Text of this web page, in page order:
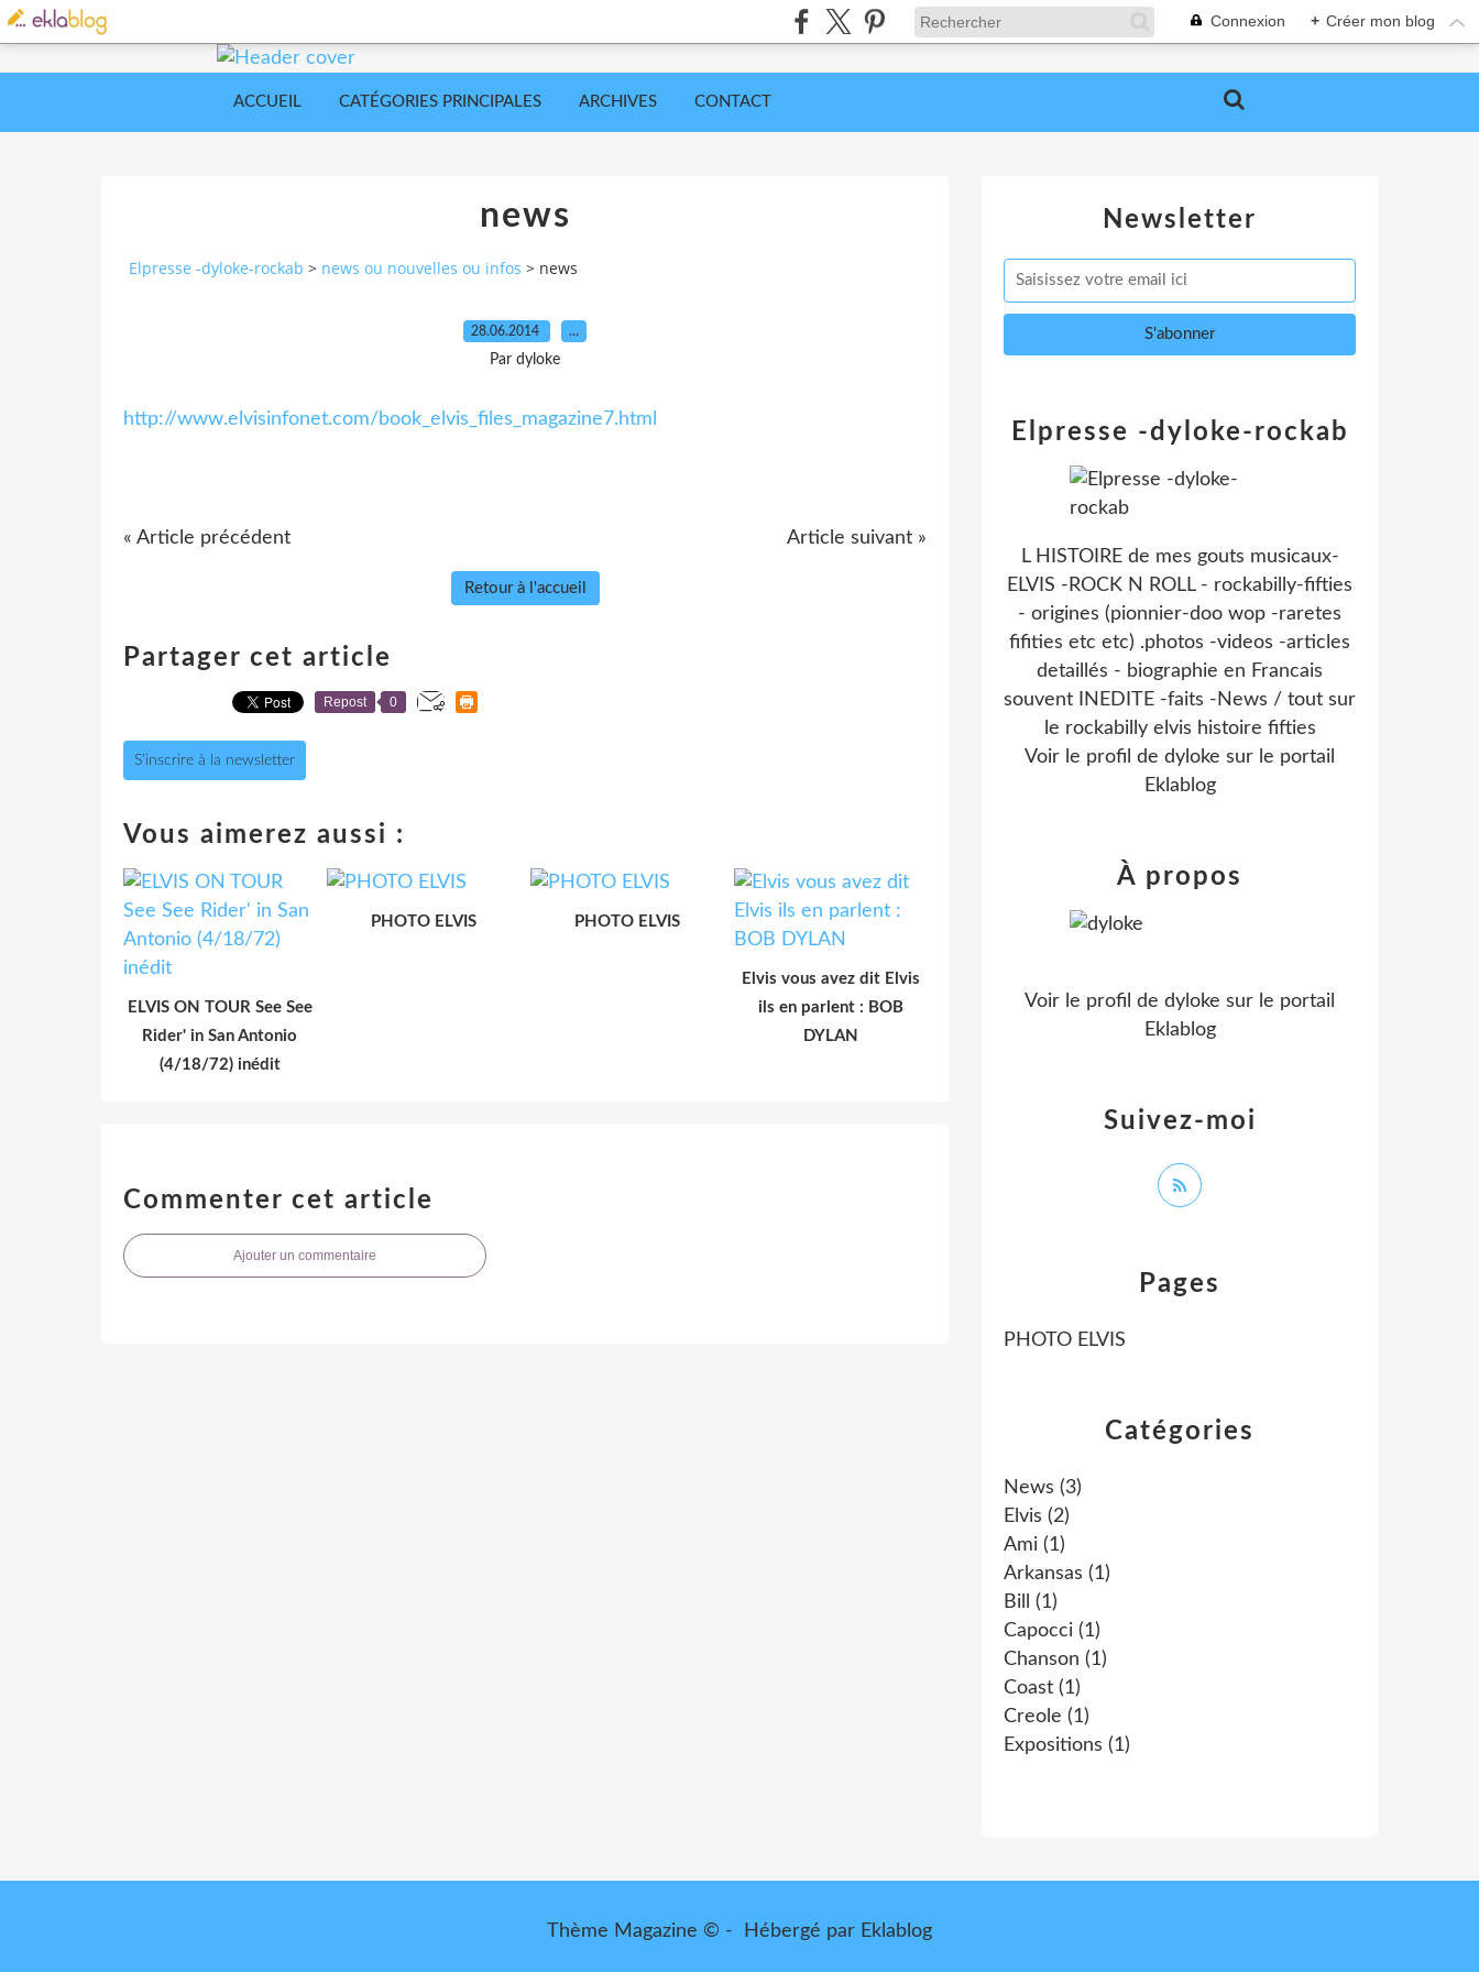
Connexion + Créer mon blog
ACCUEIL CATÉGORIES PRINCIPALES ARCHIVES CONTACT
news
Elpresse -dyloke-rockab > news ou nouvelles ou infos > news
28.06.2014 …
Par dyloke
http://www.elvisinfonet.com/book_elvis_files_magazine7.html
« Article précédent Article suivant »
Retour à l'accueil
Partager cet article
Repost 0
S'inscrire à la newsletter
Vous aimerez aussi :
ELVIS ON TOUR See See
Rider' in San Antonio
(4/18/72) inédit
PHOTO ELVIS PHOTO ELVIS
Elvis vous avez dit Elvis
ils en parlent : BOB
DYLAN
Commenter cet article
Ajouter un commentaire
Newsletter
Catégories
News (3)
Elvis (2)
Ami (1)
Arkansas (1)
Bill
(1)
Capocci (1)
Chanson (1)
Coast (1)
Creole (1)
Expositions (1)
Pages
PHOTO ELVIS
Elpresse -dyloke-rockab
L HISTOIRE de mes gouts musicaux-
ELVIS -ROCK N ROLL - rockabilly-fifties
- origines (pionnier-doo wop -raretes
fifities etc etc) .photos -videos -articles
detaillés - biographie en Francais
souvent INEDITE -faits -News / tout sur
le rockabilly elvis histoire fifties
Voir le profil de dyloke sur le portail
Eklablog
Suivez-moi
À propos
Voir le profil de dyloke sur le portail
Eklablog
Thème Magazine © - Hébergé par Eklablog